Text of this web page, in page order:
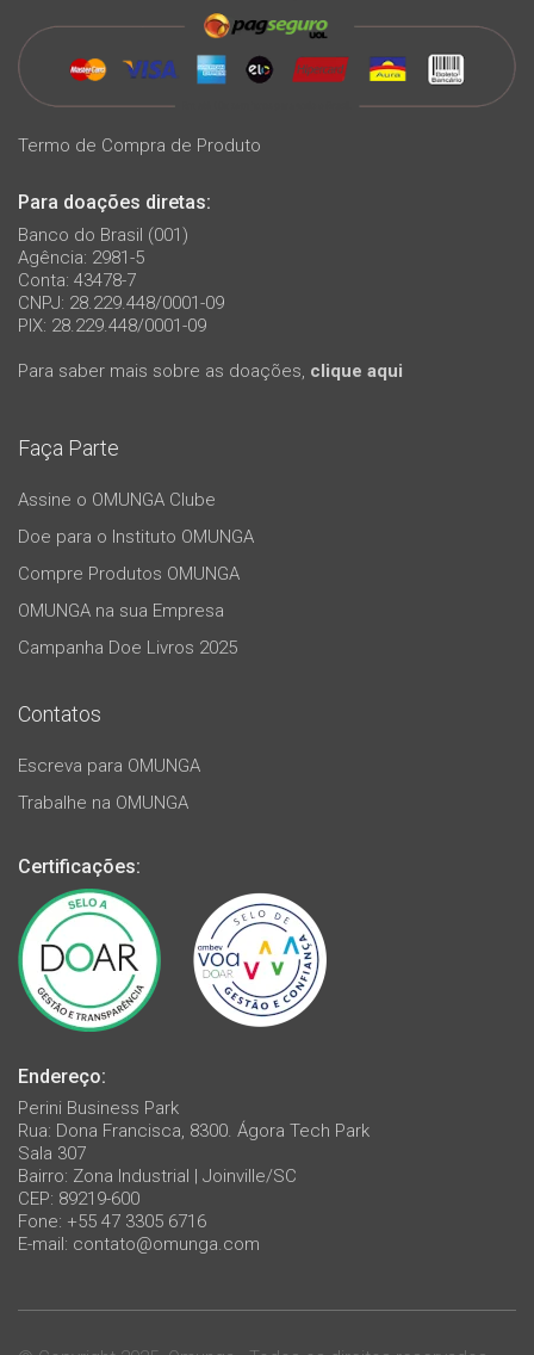
Termo de Compra de Produto
Para doações diretas:
Banco do Brasil (001)
Agência: 2981-5
Conta: 43478-7
CNPJ: 28.229.448/0001-09
PIX: 28.229.448/0001-09
Para saber mais sobre as doações, clique aqui
Faça Parte
Assine o OMUNGA Clube
Doe para o Instituto OMUNGA
Compre Produtos OMUNGA
OMUNGA na sua Empresa
Campanha Doe Livros 2025
Contatos
Escreva para OMUNGA
Trabalhe na OMUNGA
Certificações:
Endereço:
Perini Business Park
Rua: Dona Francisca, 8300. Ágora Tech Park
Sala 307
Bairro: Zona Industrial | Joinville/SC
CEP: 89219-600
Fone: +55 47 3305 6716
E-mail: contato@omunga.com